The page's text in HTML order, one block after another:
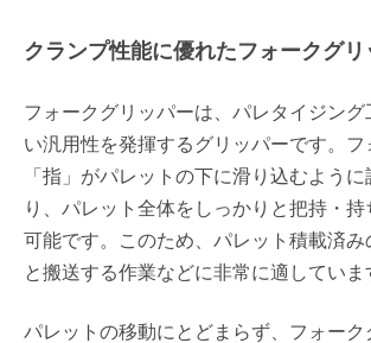
クランプ性能に優れたフォークグリ
フォークグリッパーは、パレタイジング
い汎用性を発揮するグリッパーです。フ
「指」がパレットの下に滑り込むよう
り、パレット全体をしっかりと把持・
可能です。このため、パレット積載済
と搬送する作業などに非常に適していま
パレットの移動にとどまらず、フォーク